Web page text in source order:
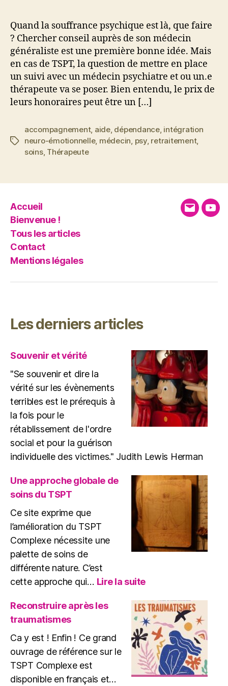
Quand la souffrance psychique est là, que faire
? Chercher conseil auprès de son médecin
généraliste est une première bonne idée. Mais
en cas de TSPT, la question de mettre en place
un suivi avec un médecin psychiatre et ou un.e
thérapeute va se poser. Bien entendu, le prix de
leurs honoraires peut être un […]
Étiquettes
accompagnement, aide, dépendance, intégration
neuro-émotionnelle, médecin, psy, retraitement,
soins, Thérapeute
Accueil
Bienvenue !
Tous les articles
Contact
Mentions légales
E-
Les derniers articles
Souvenir et vérité
"Se souvenir et dire la
vérité sur les évènements
terribles est le prérequis à
la fois pour le
rétablissement de l'ordre
social et pour la guérison
individuelle des victimes." Judith Lewis Herman
Une approche globale de
soins du TSPT
Ce site exprime que
l’amélioration du TSPT
Complexe nécessite une
palette de soins de
différente nature. C’est
cette approche qui… Lire la suite:
approche
globale
de
soins
du
TSPT
Reconstruire après les
traumatismes
Ca y est ! Enfin ! Ce grand
ouvrage de référence sur le
TSPT Complexe est
disponible en français et…